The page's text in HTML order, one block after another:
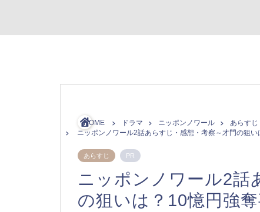
HOME ドラマ ニッポンノワール
あらすじ
ニッポンノワール2話あらすじ・感想・考察～才門の狙
あらすじ PR
ニッポンノワール2話
の狙いは？10憶円強